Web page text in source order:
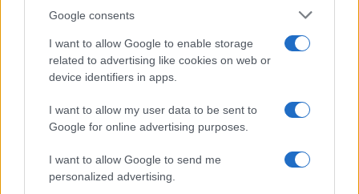
Google consents
I want to allow Google to enable storage
related to advertising like cookies on web or
device identifiers in apps.
I want to allow my user data to be sent to
Google for online advertising purposes.
I want to allow Google to send me
personalized advertising.
CSI Bergamo: Tra Corsi, Eventi e Protezione dei Dati
Personali
Francesca Lombardi · 29 Lug 2026
NEWS